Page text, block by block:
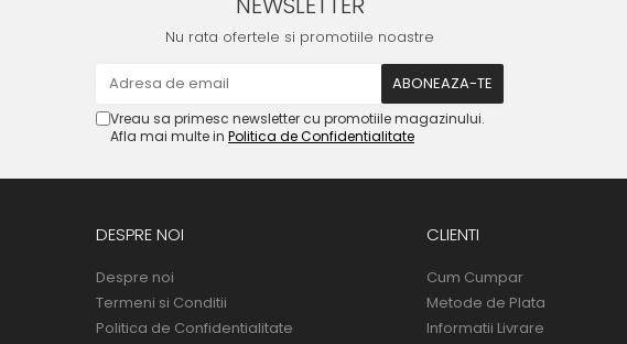
Nu rata ofertele si promotiile noastre
Vreau sa primesc newsletter cu promotiile magazinului.
Afla mai multe in Politica de Confidentialitate
DESPRE NOI
Despre noi
Termeni si Conditii
Politica de Confidentialitate
CLIENTI
Cum Cumpar
Metode de Plata
Informatii Livrare